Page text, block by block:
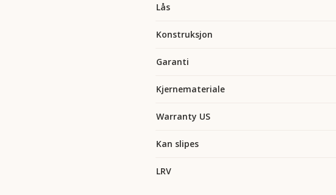
Lås
Konstruksjon
Garanti
Kjernemateriale
Warranty US
Kan slipes
LRV